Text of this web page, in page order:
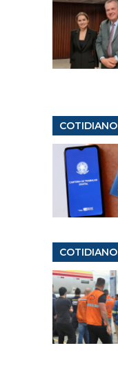
COTIDIANO
COTIDIANO